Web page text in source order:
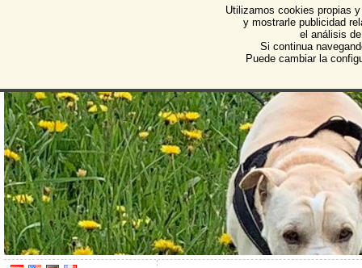
Protectora de Animales
Asociación Protectora de Animales y Plantas de
Utilizamos cookies propias
y mostrarle publicidad
el análisis
Si continua
Puede cambiar la